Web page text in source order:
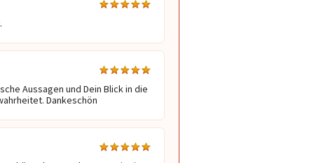
, Karma- tox.
Trigger
Lebensberatung – für mehr Klarheit
und innere Stärke. ❤️ Ich freue mich
auf euch! ❤️
Aussagen und Dein Blick in die
Dankeschön